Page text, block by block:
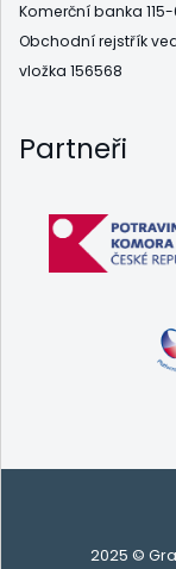
Komerční banka
Obchodní rejstřík
vložka 156568
Partneři
2025 ©